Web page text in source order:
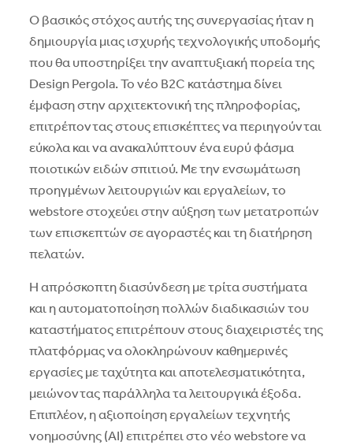
Ο βασικός στόχος αυτής της συνεργασίας ήταν η
δημιουργία μιας ισχυρής τεχνολογικής υποδομής
που θα υποστηρίξει την αναπτυξιακή πορεία της
Design Pergola. Το νέο B2C κατάστημα δίνει
έμφαση στην αρχιτεκτονική της πληροφορίας,
επιτρέποντας στους επισκέπτες να περιηγούνται
εύκολα και να ανακαλύπτουν ένα ευρύ φάσμα
ποιοτικών ειδών σπιτιού. Με την ενσωμάτωση
προηγμένων λειτουργιών και εργαλείων, το
webstore στοχεύει στην αύξηση των μετατροπών
των επισκεπτών σε αγοραστές και τη διατήρηση
πελατών.
Η απρόσκοπτη διασύνδεση με τρίτα συστήματα
και η αυτοματοποίηση πολλών διαδικασιών του
καταστήματος επιτρέπουν στους διαχειριστές της
πλατφόρμας να ολοκληρώνουν καθημερινές
εργασίες με ταχύτητα και αποτελεσματικότητα,
μειώνοντας παράλληλα τα λειτουργικά έξοδα.
Επιπλέον, η αξιοποίηση εργαλείων τεχνητής
νοημοσύνης (AI) επιτρέπει στο νέο webstore να